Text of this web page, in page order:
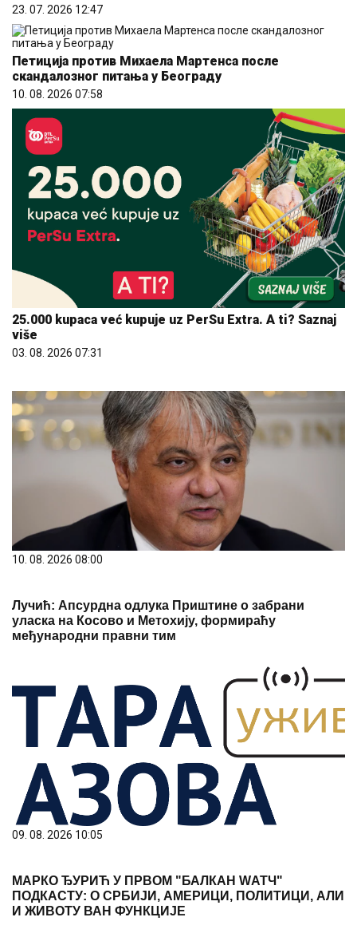
23. 07. 2026 12:47
Петиција против Михаела Мартенса после
скандалозног питања у Београду
10. 08. 2026 07:58
25.000 kupaca već kupuje uz PerSu Extra. A ti? Saznaj
više
03. 08. 2026 07:31
10. 08. 2026 08:00
Лучић: Апсурдна одлука Приштине о забрани
уласка на Косово и Метохију, формираћу
међународни правни тим
09. 08. 2026 10:05
МАРКО ЂУРИЋ У ПРВОМ "БАЛКАН WАТЧ"
ПОДКАСТУ: О СРБИЈИ, АМЕРИЦИ, ПОЛИТИЦИ, АЛИ
И ЖИВОТУ ВАН ФУНКЦИЈЕ